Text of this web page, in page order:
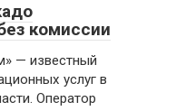
комиссии
— известный
услуг в
Оператор